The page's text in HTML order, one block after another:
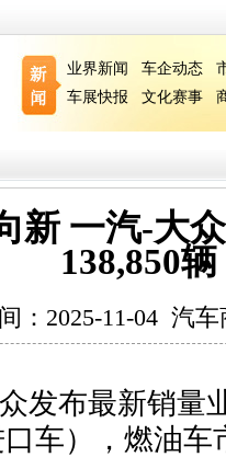
业界新闻 车企动态
车展快报
文化赛事
新 一汽-大
138,850辆
：2025-11-04 汽车
发布最新销量
车），燃油车